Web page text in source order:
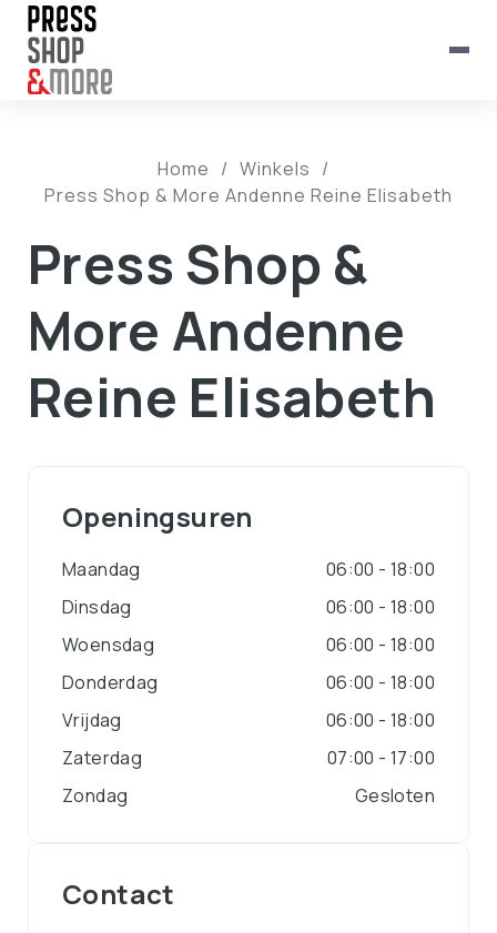
Home / Winkels /
Press Shop & More Andenne Reine Elisabeth
Press Shop &
More Andenne
Reine Elisabeth
Openingsuren
Maandag
06:00 - 18:00
Dinsdag
06:00 - 18:00
Woensdag
06:00 - 18:00
Donderdag
06:00 - 18:00
Vrijdag
06:00 - 18:00
Zaterdag
07:00 - 17:00
Zondag
Gesloten
Contact